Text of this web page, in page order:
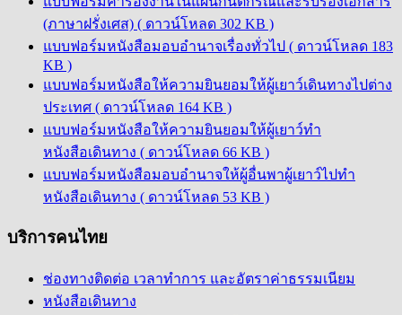
(ภาษาฝรั่งเศส) ( ดาวน์โหลด 302 KB )
แบบฟอร์มหนังสือมอบอำนาจเรื่องทั่วไป ( ดาวน์โหลด 183
KB )
แบบฟอร์มหนังสือให้ความยินยอมให้ผู้เยาว์เดินทางไปต่าง
ประเทศ ( ดาวน์โหลด 164 KB )
แบบฟอร์มหนังสือให้ความยินยอมให้ผู้เยาว์ทำ
หนังสือเดินทาง ( ดาวน์โหลด 66 KB )
แบบฟอร์มหนังสือมอบอำนาจให้ผู้อื่นพาผู้เยาว์ไปทำ
หนังสือเดินทาง ( ดาวน์โหลด 53 KB )
บริการคนไทย
ช่องทางติดต่อ เวลาทำการ และอัตราค่าธรรมเนียม
หนังสือเดินทาง